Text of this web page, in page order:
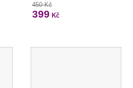
450 Kč
399 Kč